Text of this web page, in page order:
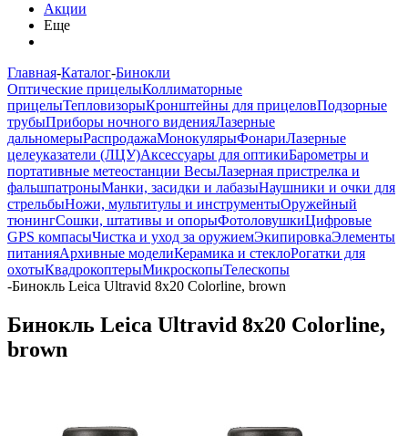
Акции
Еще
Главная-Каталог-Бинокли
Оптические прицелыКоллиматорные
прицелыТепловизорыКронштейны для прицеловПодзорные
трубыПриборы ночного виденияЛазерные
дальномерыРаспродажаМонокулярыФонариЛазерные
целеуказатели (ЛЦУ)Аксессуары для оптикиБарометры и
портативные метеостанции ВесыЛазерная пристрелка и
фальшпатроныМанки, засидки и лабазыНаушники и очки для
стрельбыНожи, мультитулы и инструментыОружейный
тюнингСошки, штативы и опорыФотоловушкиЦифровые
GPS компасыЧистка и уход за оружиемЭкипировкаЭлементы
питанияАрхивные моделиКерамика и стеклоРогатки для
охотыКвадрокоптерыМикроскопыТелескопы
-Бинокль Leica Ultravid 8x20 Colorline, brown
Бинокль Leica Ultravid 8x20 Colorline,
brown